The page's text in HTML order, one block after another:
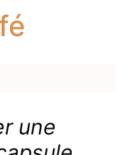
une